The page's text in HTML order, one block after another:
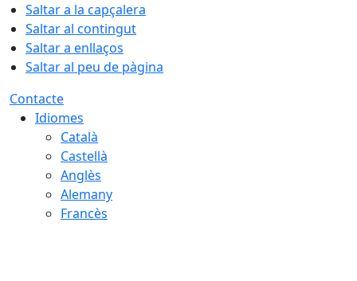
Saltar a la capçalera
Saltar al contingut
Saltar a enllaços
Saltar al peu de pàgina
Contacte
Idiomes
Català
Castellà
Anglès
Alemany
Francès